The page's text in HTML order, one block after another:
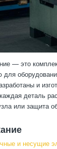
— это
для
и
деталь
или защита
и несущие